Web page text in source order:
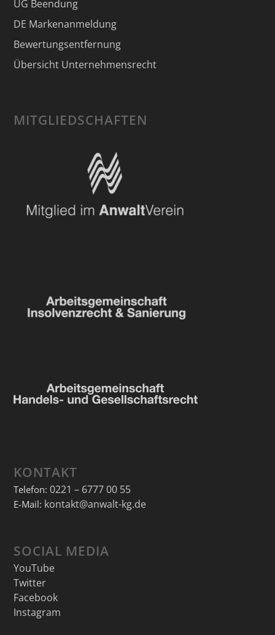
UG Beendung
DE Markenanmeldung
Bewertungsentfernung
Übersicht Unternehmensrecht
MITGLIEDSCHAFTEN
KONTAKT
Telefon: 0221 – 6777 00 55
E-Mail: kontakt@anwalt-kg.de
SOCIAL MEDIA
YouTube
Twitter
Facebook
Instagram